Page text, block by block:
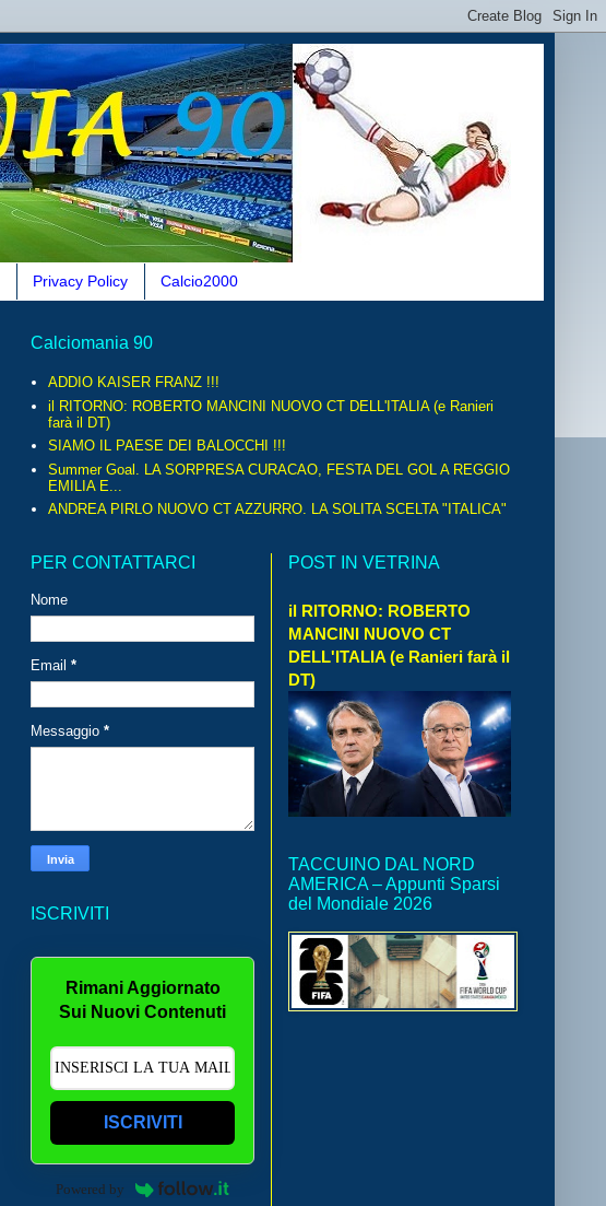
Privacy Policy Calcio2000
Calciomania 90
ADDIO KAISER FRANZ !!!
il RITORNO: ROBERTO MANCINI NUOVO CT DELL'ITALIA (e Ranieri
farà il DT)
SIAMO IL PAESE DEI BALOCCHI !!!
Summer Goal. LA SORPRESA CURACAO, FESTA DEL GOL A REGGIO
EMILIA E...
ANDREA PIRLO NUOVO CT AZZURRO. LA SOLITA SCELTA "ITALICA"
PER CONTATTARCI
Nome
Email *
Messaggio *
ISCRIVITI
Rimani Aggiornato
Sui Nuovi Contenuti
ISCRIVITI
Powered by
POST IN VETRINA
il RITORNO: ROBERTO
MANCINI NUOVO CT
DELL'ITALIA (e Ranieri farà il
DT)
TACCUINO DAL NORD
AMERICA – Appunti Sparsi
del Mondiale 2026